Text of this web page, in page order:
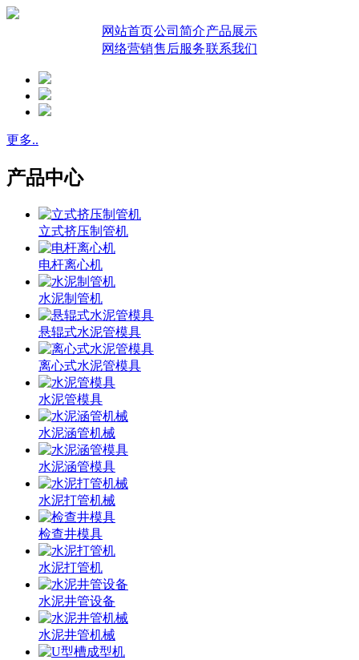
网站首页公司简介产品展示
网络营销售后服务联系我们
更多..
产品中心
立式挤压制管机
电杆离心机
水泥制管机
悬辊式水泥管模具
离心式水泥管模具
水泥管模具
水泥涵管机械
水泥涵管模具
水泥打管机械
检查井模具
水泥打管机
水泥井管设备
水泥井管机械